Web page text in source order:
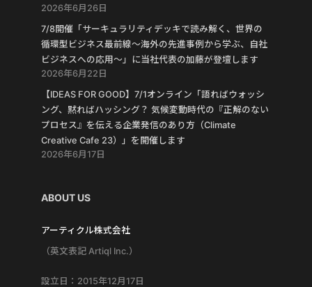
2026年6月26日
7/8開催「サーキュラリティデッキで読み解く、世界の
循環型ビジネス最前線〜海外の先進事例から学ぶ、自社
ビジネスへの応用〜」に当社代表の加藤が登壇します
2026年6月22日
【IDEAS FOR GOOD】7/1オンライン「語ればウォッシ
ング、黙ればハッシング？ 気候変動時代の『正解のない
プロセス』を伝える企業発信のあり方（Climate
Creative Cafe 23）」を開催します
2026年6月17日
ABOUT US
アーティクル株式会社
（英文表記 Artiql Inc.）
設立日：2015年12月17日